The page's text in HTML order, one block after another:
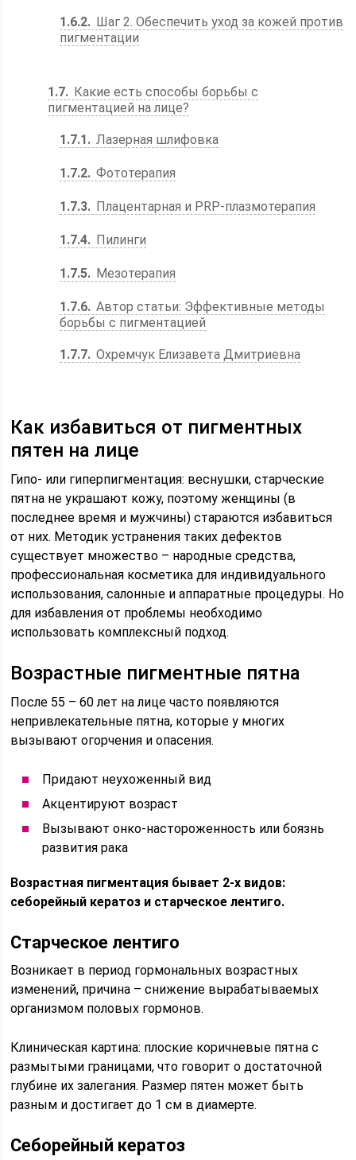
1.6.2
Шаг 2. Обеспечить уход за кожей против
пигментации
1.7
Какие есть способы борьбы с
пигментацией на лице?
1.7.1 Лазерная шлифовка
1.7.2 Фототерапия
1.7.3 Плацентарная и PRP-плазмотерапия
1.7.4 Пилинги
1.7.5 Мезотерапия
1.7.6 Автор статьи: Эффективные методы
борьбы с пигментацией
1.7.7 Охремчук Елизавета Дмитриевна
Как избавиться от пигментных
пятен на лице
Гипо- или гиперпигментация: веснушки, старческие
пятна не украшают кожу, поэтому женщины (в
последнее время и мужчины) стараются избавиться
от них. Методик устранения таких дефектов
существует множество – народные средства,
профессиональная косметика для индивидуального
использования, салонные и аппаратные процедуры. Но
для избавления от проблемы необходимо
использовать комплексный подход.
Возрастные пигментные пятна
После 55 – 60 лет на лице часто появляются
непривлекательные пятна, которые у многих
вызывают огорчения и опасения.
Придают неухоженный вид
Акцентируют возраст
Вызывают онко-настороженность или боязнь
развития рака
Возрастная пигментация бывает 2-х видов:
себорейный кератоз и старческое лентиго.
Старческое лентиго
Возникает в период гормональных возрастных
изменений, причина – снижение вырабатываемых
организмом половых гормонов.
Клиническая картина: плоские коричневые пятна с
размытыми границами, что говорит о достаточной
глубине их залегания. Размер пятен может быть
разным и достигает до 1 см в диамерте.
Себорейный кератоз